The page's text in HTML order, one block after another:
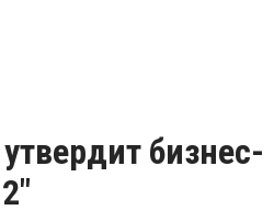
бизнес-